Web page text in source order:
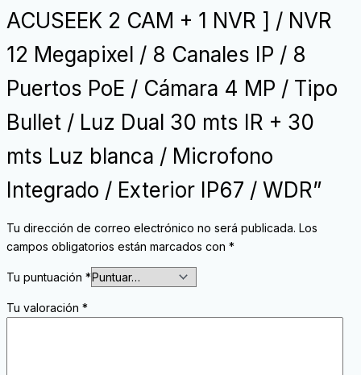
ACUSEEK 2 CAM + 1 NVR ] / NVR
12 Megapixel / 8 Canales IP / 8
Puertos PoE / Cámara 4 MP / Tipo
Bullet / Luz Dual 30 mts IR + 30
mts Luz blanca / Microfono
Integrado / Exterior IP67 / WDR”
Tu dirección de correo electrónico no será publicada. Los
campos obligatorios están marcados con *
Tu puntuación *
Tu valoración *